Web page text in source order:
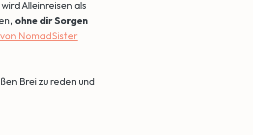
wird Alleinreisen als
ohne dir Sorgen
NomadSister
Brei zu reden und